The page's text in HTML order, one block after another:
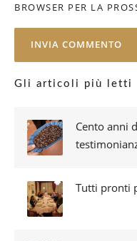
BROWSER PER LA
Gli articoli più letti
Cento anni
Tutti pronti